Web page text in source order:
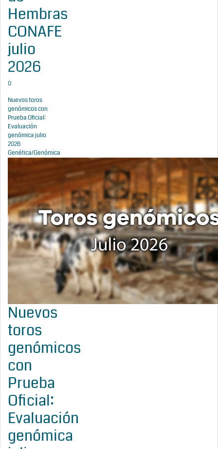
Hembras
CONAFE
julio
2026
0
Nuevos toros
genómicos con
Prueba Oficial:
Evaluación
genómica julio
2026
Genética/Genómica
Nuevos
toros
genómicos
con
Prueba
Oficial:
Evaluación
genómica